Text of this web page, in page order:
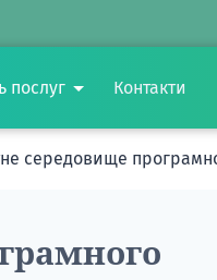
послуг Контакти
середовище